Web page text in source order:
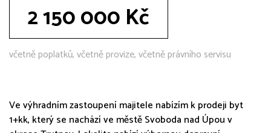
2 150 000 Kč
včetně poplatků, včetně provize, včetně právního servisu
Ve výhradním zastoupení majitele nabízím k prodeji byt
1+kk, který se nachází ve městě Svoboda nad Úpou v